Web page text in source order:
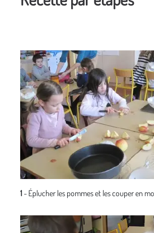
1- Éplucher les pommes et les couper en